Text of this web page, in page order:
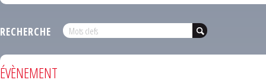
RECHERCHE
ÉVÈNEMENT